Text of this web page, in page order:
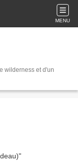
MENU
wilderness et d'un